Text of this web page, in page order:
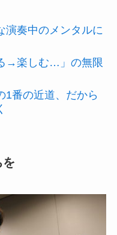
演奏中のメンタルに
→楽しむ…」の無限
1番の近道、だから
を